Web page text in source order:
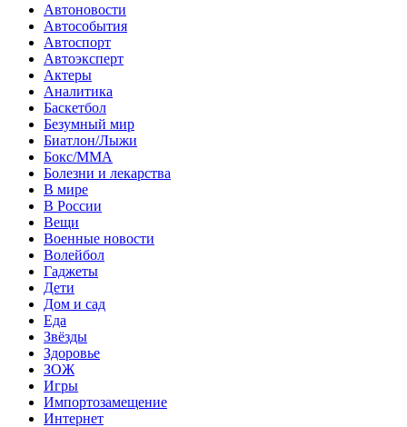
Автоновости
Автособытия
Автоспорт
Автоэксперт
Актеры
Аналитика
Баскетбол
Безумный мир
Биатлон/Лыжи
Бокс/MMA
Болезни и лекарства
В мире
В России
Вещи
Военные новости
Волейбол
Гаджеты
Дети
Дом и сад
Еда
Звёзды
Здоровье
ЗОЖ
Игры
Импортозамещение
Интернет